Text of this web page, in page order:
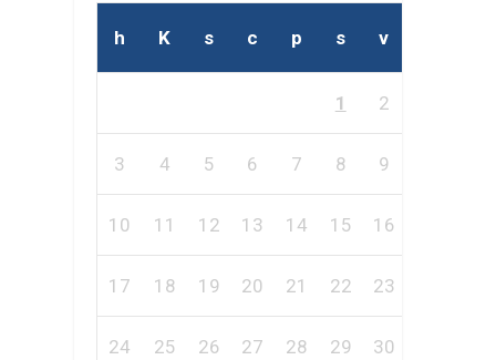
h K s c p s v
1 2
3 4 5 6 7 8 9
10 11 12 13 14 15 16
17 18 19 20 21 22 23
24 25 26 27 28 29 30